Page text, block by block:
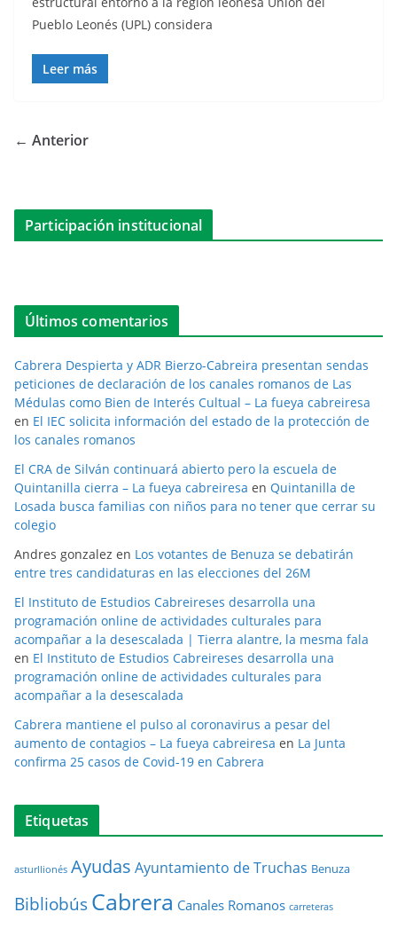
Pueblo Leonés (UPL) considera
Leer más
← Anterior
Participación institucional
Últimos comentarios
Cabrera Despierta y ADR Bierzo-Cabreira presentan sendas
peticiones de declaración de los canales romanos de Las
Médulas como Bien de Interés Cultual – La fueya cabreiresa
en El IEC solicita información del estado de la protección de
los canales romanos
El CRA de Silván continuará abierto pero la escuela de
Quintanilla cierra – La fueya cabreiresa en Quintanilla de
Losada busca familias con niños para no tener que cerrar su
colegio
Andres gonzalez en Los votantes de Benuza se debatirán
entre tres candidaturas en las elecciones del 26M
El Instituto de Estudios Cabreireses desarrolla una
programación online de actividades culturales para
acompañar a la desescalada | Tierra alantre, la mesma fala
en El Instituto de Estudios Cabreireses desarrolla una
programación online de actividades culturales para
acompañar a la desescalada
Cabrera mantiene el pulso al coronavirus a pesar del
aumento de contagios – La fueya cabreiresa en La Junta
confirma 25 casos de Covid-19 en Cabrera
Etiquetas
asturllionés Ayudas Ayuntamiento de Truchas Benuza
BibliobúsCabrera Canales Romanos carreteras